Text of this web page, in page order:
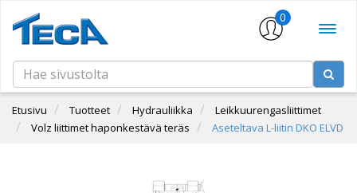
0
Etusivu Tuotteet Hydrauliikka
Leikkuurengasliittimet
Volz liittimet haponkestävä teräs
Aseteltava L-liitin DKO ELVD